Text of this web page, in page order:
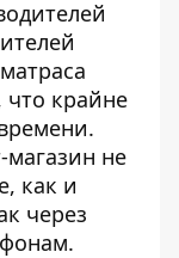
крайне
не
как и
через